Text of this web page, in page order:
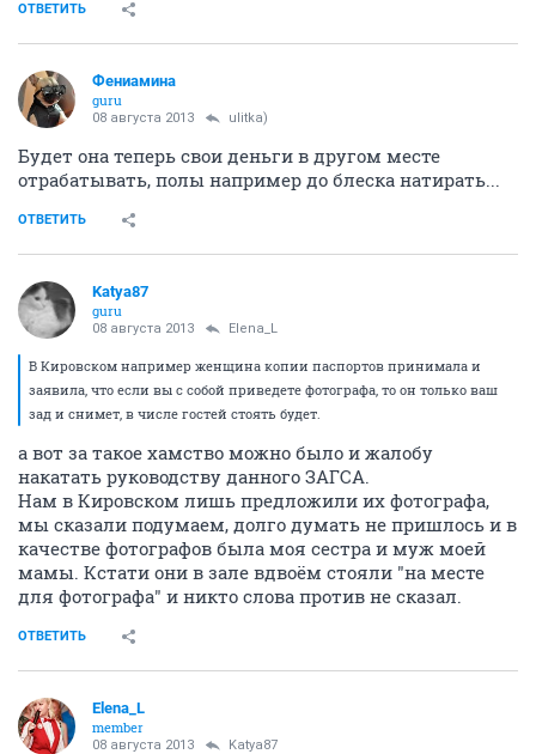
ОТВЕТИТЬ
Фениамина
guru
08 августа 2013 ulitka)
Будет она теперь свои деньги в другом месте
отрабатывать, полы например до блеска натирать...
ОТВЕТИТЬ
Katya87
guru
08 августа 2013 Elena_L
В Кировском например женщина копии паспортов принимала и
заявила, что если вы с собой приведете фотографа, то он только ваш
зад и снимет, в числе гостей стоять будет.
а вот за такое хамство можно было и жалобу
накатать руководству данного ЗАГСА.
Нам в Кировском лишь предложили их фотографа,
мы сказали подумаем, долго думать не пришлось и в
качестве фотографов была моя сестра и муж моей
мамы. Кстати они в зале вдвоём стояли "на месте
для фотографа" и никто слова против не сказал.
ОТВЕТИТЬ
Elena_L
member
08 августа 2013 Katya87